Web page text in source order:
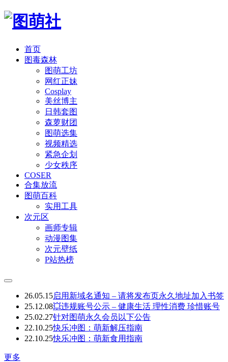
首页
图毒森林
图萌工坊
网红正妹
Cosplay
美丝博主
日韩套图
森萝财团
图萌选集
视频精选
紧急企划
少女秩序
COSER
合集放流
图萌百科
实用工具
次元区
画师专辑
动漫图集
次元壁纸
P站热榜
26.05.15启用新域名通知 – 请将发布页永久地址加入书签
25.12.08💥违规账号公示 – 健康生活 理性消费 珍惜账号
25.02.27针对图萌永久会员以下公告
22.10.25快乐冲图：萌新解压指南
22.10.25快乐冲图：萌新食用指南
更多